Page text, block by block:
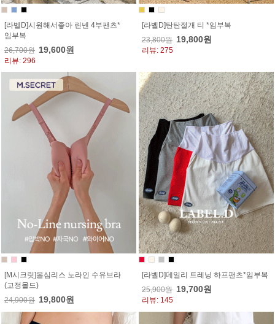
[라벨D]시원해서좋아 린넨 4부팬츠*
임부복
26,700원 19,600원
리뷰: 296
[라벨D]탄탄절개 티 *임부복
23,800원 19,800원
리뷰: 275
[M시크릿]올심리스 노라인 수유브라
(고정몰드)
24,900원 19,800원
[라벨D]데일리 트레닝 하프팬츠*임부복
25,900원 19,700원
리뷰: 145